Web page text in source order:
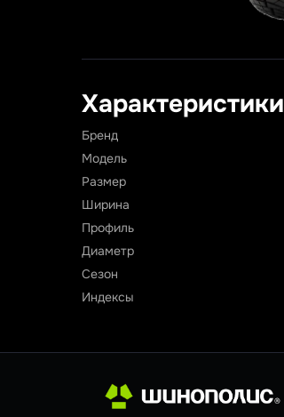
Характеристики
Бренд
Модель
Размер
Ширина
Профиль
Диаметр
Сезон
Индексы